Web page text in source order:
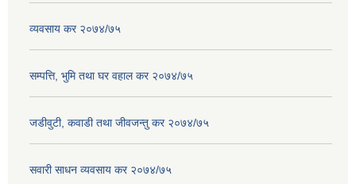
व्यवसाय कर २०७४/७५
सम्पत्ति, भुमि तथा घर वहाल कर २०७४/७५
जडीवुटी, कवाडी तथा जीवजन्तु कर २०७४/७५
सवारी साधन व्यवसाय कर २०७४/७५